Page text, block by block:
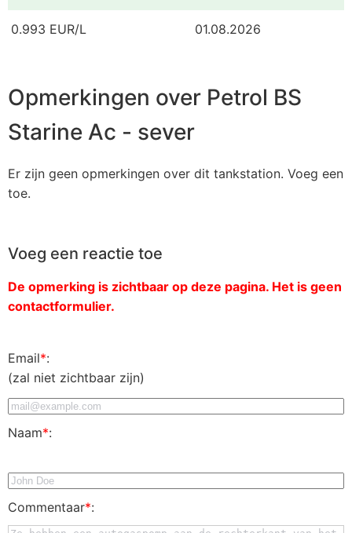
0.993 EUR/L 01.08.2026
Opmerkingen over Petrol BS
Starine Ac - sever
Er zijn geen opmerkingen over dit tankstation. Voeg een
toe.
Voeg een reactie toe
De opmerking is zichtbaar op deze pagina. Het is geen
contactformulier.
Email*:
(zal niet zichtbaar zijn)
Naam*:
Commentaar*: